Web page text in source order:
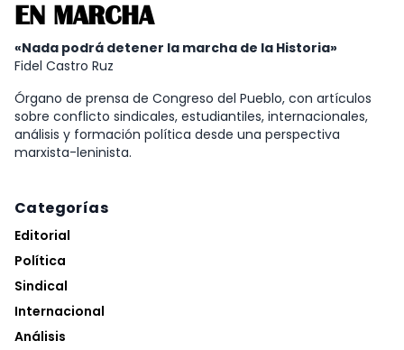
EN MARCHA
«Nada podrá detener la marcha de la Historia»
Fidel Castro Ruz
Órgano de prensa de Congreso del Pueblo, con artículos
sobre conflicto sindicales, estudiantiles, internacionales,
análisis y formación política desde una perspectiva
marxista-leninista.
Categorías
Editorial
Política
Sindical
Internacional
Análisis